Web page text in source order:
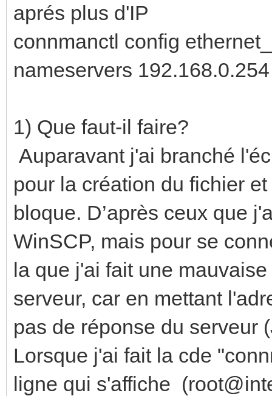
aprés plus d'IP
connmanctl config
nameservers 192.168.0.254
1) Que faut-il faire?
Auparavant j'ai branché
pour la création du fichier
bloque. D’après ceux que
WinSCP, mais pour se
la que j'ai fait une
serveur, car en mettant
pas de réponse du serveur
Lorsque j'ai fait la cde
ligne qui s'affiche